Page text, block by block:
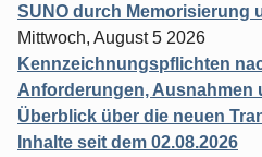
SUNO durch Memorisierung
Mittwoch, August 5 2026
Kennzeichnungspflichten
Anforderungen, Ausnahmen
Überblick über die neuen
Inhalte seit dem 02.08.2026